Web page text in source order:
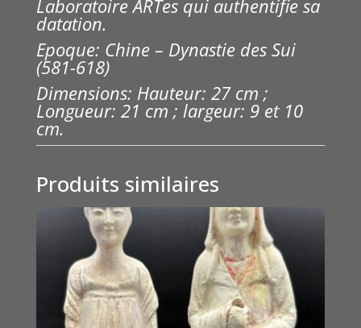
Laboratoire ARTes qui authentifie sa
datation.
Epoque: Chine – Dynastie des Sui
(581-618)
Dimensions: Hauteur: 27 cm ;
Longueur: 21 cm ; largeur: 9 et 10
cm.
Produits similaires